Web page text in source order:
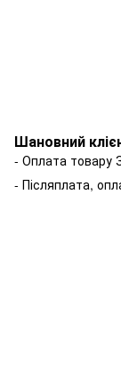
Шановний
- Оплата товару
- Післяплата,